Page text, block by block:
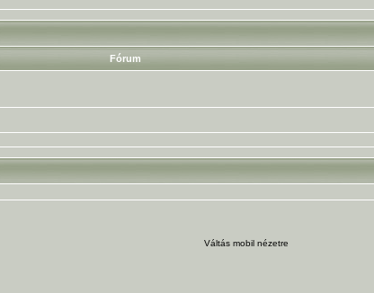
Fórum
Váltás mobil nézetre